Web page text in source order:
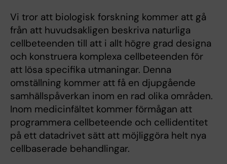
Vi tror att biologisk forskning kommer att gå
från att huvudsakligen beskriva naturliga
cellbeteenden till att i allt högre grad designa
och konstruera komplexa cellbeteenden för
att lösa specifika utmaningar. Denna
omställning kommer att få en djupgående
samhällspåverkan inom en rad olika områden.
Inom medicinfältet kommer förmågan att
programmera cellbeteende och cellidentitet
på ett datadrivet sätt att möjliggöra helt nya
cellbaserade behandlingar.